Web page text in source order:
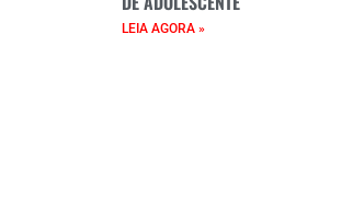
LEIA AGORA »